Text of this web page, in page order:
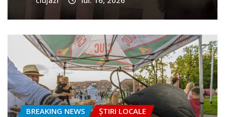
BREAKING NEWS ȘTIRI LOCALE